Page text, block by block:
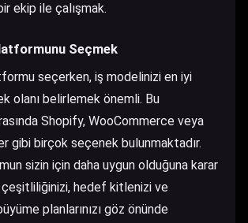
ekip ile çalışmak.
Seçmek
seçerken, iş modelinizi en iyi
olanı belirlemek önemli. Bu
Shopify, WooCommerce veya
gibi birçok seçenek bulunmaktadır.
sizin için daha uygun olduğuna karar
çeşitliliğinizi, hedef kitlenizi ve
planlarınızı göz önünde